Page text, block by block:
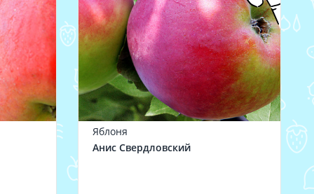
Яблоня
Анис Свердловский